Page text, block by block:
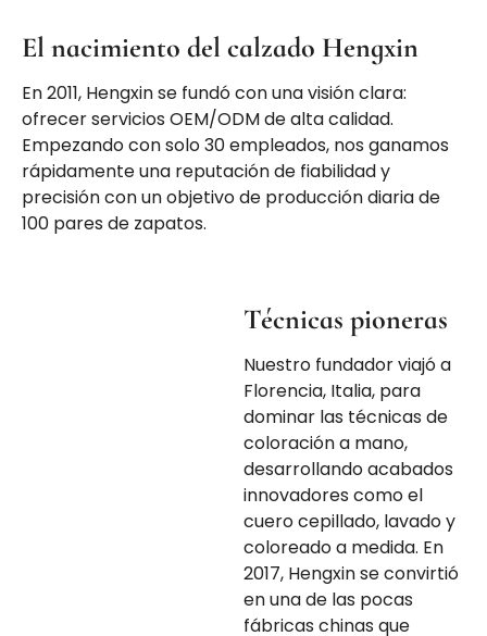
El nacimiento del calzado Hengxin
En 2011, Hengxin se fundó con una visión clara:
ofrecer servicios OEM/ODM de alta calidad.
Empezando con solo 30 empleados, nos ganamos
rápidamente una reputación de fiabilidad y
precisión con un objetivo de producción diaria de
100 pares de zapatos.
Técnicas pioneras
Nuestro fundador viajó a
Florencia, Italia, para
dominar las técnicas de
coloración a mano,
desarrollando acabados
innovadores como el
cuero cepillado, lavado y
coloreado a medida. En
2017, Hengxin se convirtió
en una de las pocas
fábricas chinas que